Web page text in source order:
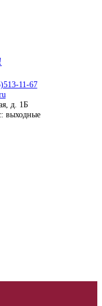
11-67
д. 1Б
выходные